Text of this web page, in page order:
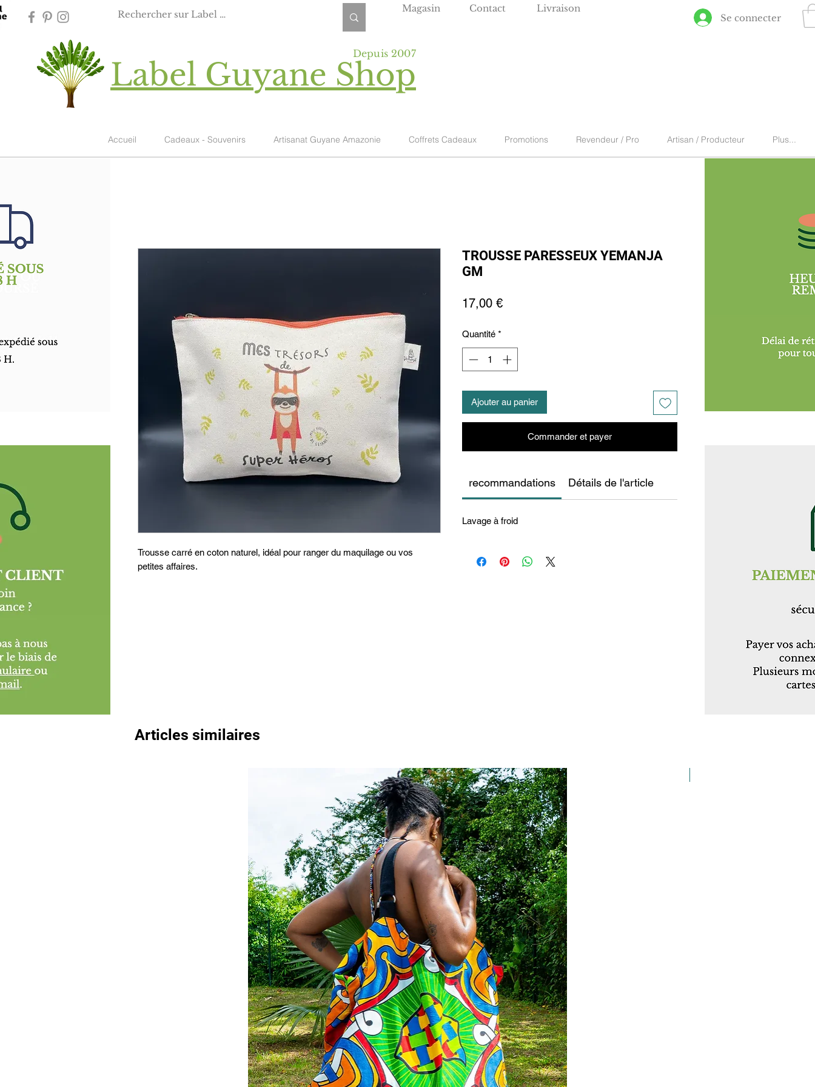
Magasin Contact
Livraison
Se connecter
Label Guyane Shop
Depuis 2007
Accueil Cadeaux - Souvenirs Artisanat Guyane Amazonie Coffrets Cadeaux Promotions Revendeur / Pro Artisan / Producteur Plus...
Trousse carré en coton naturel, idéal pour ranger du maquilage ou vos
petites affaires.
TROUSSE PARESSEUX YEMANJA
GM
17,00 €Prix
Quantité *
Ajouter au panier
Commander et payer
recommandations Détails de l'article
Lavage à froid
Articles similaires